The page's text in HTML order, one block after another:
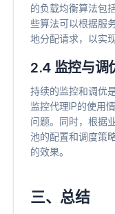
的负载均衡算法包
些算法可以根据服
地分配请求，以实
2.4 监控与调
持续的监控和调优
监控代理IP的使用
问题。同时，根据
池的配置和调度策
的效果。
三、总结